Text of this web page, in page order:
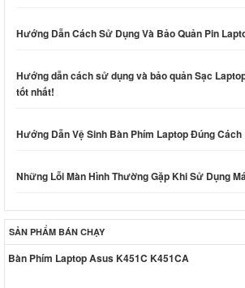
Hướng Dẫn Cách Sử Dụng Và Bảo Quản Pin
Hướng dẫn cách sử dụng và bảo quản Sạc
tốt nhất!
Hướng Dẫn Vệ Sinh Bàn Phím Laptop Đúng Cách
Những Lỗi Màn Hình Thường Gặp Khi Sử Dụng
SẢN PHẨM BÁN CHẠY
Bàn Phím Laptop Asus K451C K451CA